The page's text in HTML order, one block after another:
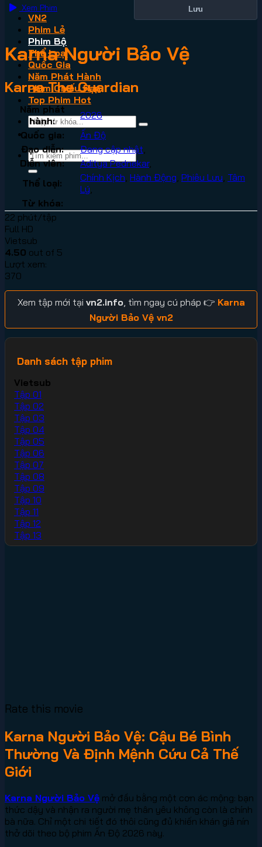
VN2
Phim Lẻ
Phim Bộ
Thể Loại
Quốc Gia
Năm Phát Hành
Phim Chiếu Rạp
Top Phim Hot
Xem Phim Lưu
Karna Người Bảo Vệ
Karna The Guardian
Năm phát
hành:
2026
Quốc gia:
Ấn Độ
Đạo diễn:
Đang cập nhật
Diễn viên:
Aditya Pednekar,
Thể loại:
Chính Kịch Hành Động Phiêu Lưu Tâm
Lý
Từ khóa:
22 phút/tập
Full HD
Vietsub
4.50 out of 5
Lượt xem:
370
Xem tập mới tại vn2.info, tìm ngay cú pháp 👉 Karna
Người Bảo Vệ vn2
Danh sách tập phim
Vietsub
Tập 01
Tập 02
Tập 03
Tập 04
Tập 05
Tập 06
Tập 07
Tập 08
Tập 09
Tập 10
Tập 11
Tập 12
Tập 13
Rate this movie
Karna Người Bảo Vệ: Cậu Bé Bình
Thường Và Định Mệnh Cứu Cả Thế
Giới
Karna Người Bảo Vệ mở đầu bằng một cơn ác mộng: bạn
thức dậy và nhận ra người mẹ thân yêu không còn là chính
bà nữa. Chỉ một chi tiết đó thôi cũng đủ khiến khán giả nín
thở dõi theo bộ phim Ấn Độ 2026 này.